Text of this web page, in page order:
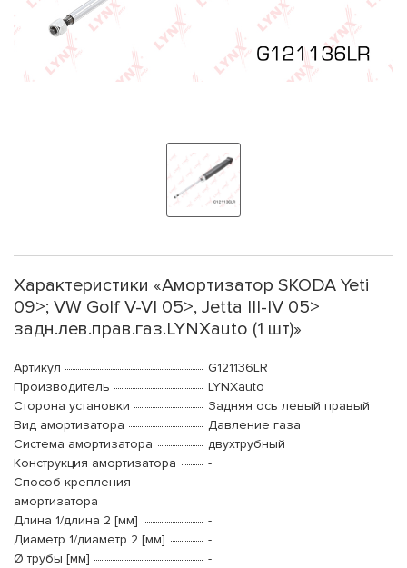
Характеристики «Амортизатор SKODA Yeti
09>; VW Golf V-VI 05>, Jetta III-IV 05>
задн.лев.прав.газ.LYNXauto (1 шт)»
Артикул
G121136LR
Производитель
LYNXauto
Сторона установки
Задняя ось левый правый
Вид амортизатора
Давление газа
Система амортизатора
двухтрубный
Конструкция амортизатора
-
Способ крепления
амортизатора
-
Длина 1/длина 2 [мм]
-
Диаметр 1/диаметр 2 [мм]
-
Ø трубы [мм]
-